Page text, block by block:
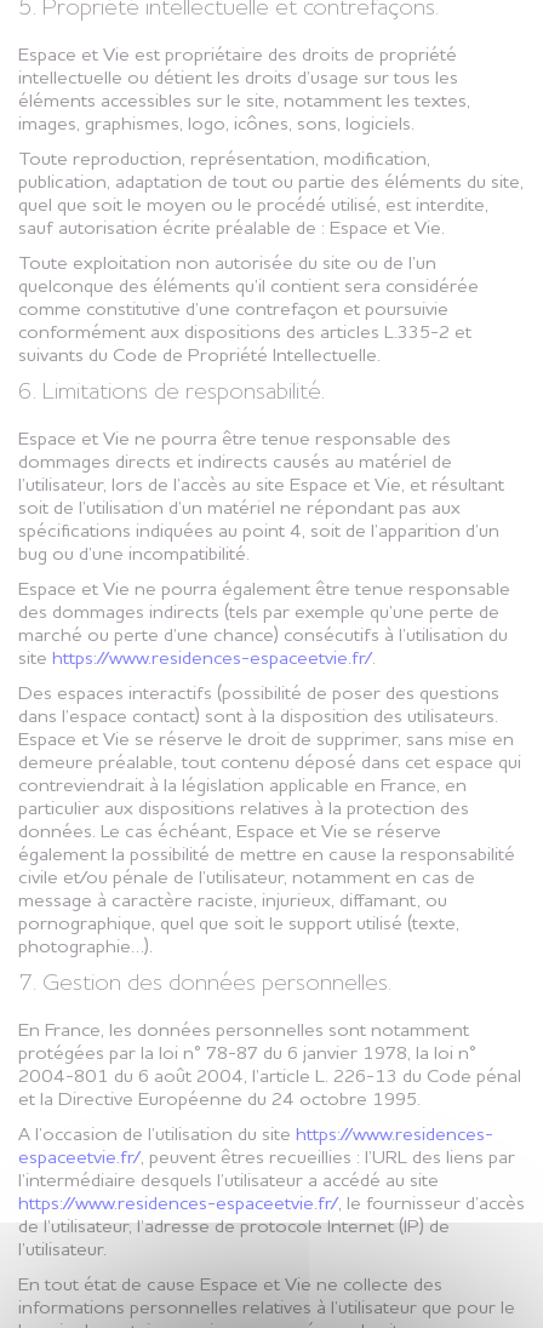
5. Propriété intellectuelle et contrefaçons.
Espace et Vie est propriétaire des droits de propriété
intellectuelle ou détient les droits d’usage sur tous les
éléments accessibles sur le site, notamment les textes,
images, graphismes, logo, icônes, sons, logiciels.
Toute reproduction, représentation, modification,
publication, adaptation de tout ou partie des éléments du site,
quel que soit le moyen ou le procédé utilisé, est interdite,
sauf autorisation écrite préalable de : Espace et Vie.
Toute exploitation non autorisée du site ou de l’un
quelconque des éléments qu’il contient sera considérée
comme constitutive d’une contrefaçon et poursuivie
conformément aux dispositions des articles L.335-2 et
suivants du Code de Propriété Intellectuelle.
6. Limitations de responsabilité.
Espace et Vie ne pourra être tenue responsable des
dommages directs et indirects causés au matériel de
l’utilisateur, lors de l’accès au site Espace et Vie, et résultant
soit de l’utilisation d’un matériel ne répondant pas aux
spécifications indiquées au point 4, soit de l’apparition d’un
bug ou d’une incompatibilité.
Espace et Vie ne pourra également être tenue responsable
des dommages indirects (tels par exemple qu’une perte de
marché ou perte d’une chance) consécutifs à l’utilisation du
site https://www.residences-espaceetvie.fr/.
Des espaces interactifs (possibilité de poser des questions
dans l’espace contact) sont à la disposition des utilisateurs.
Espace et Vie se réserve le droit de supprimer, sans mise en
demeure préalable, tout contenu déposé dans cet espace qui
contreviendrait à la législation applicable en France, en
particulier aux dispositions relatives à la protection des
données. Le cas échéant, Espace et Vie se réserve
également la possibilité de mettre en cause la responsabilité
civile et/ou pénale de l’utilisateur, notamment en cas de
message à caractère raciste, injurieux, diffamant, ou
pornographique, quel que soit le support utilisé (texte,
photographie…).
7. Gestion des données personnelles.
En France, les données personnelles sont notamment
protégées par la loi n° 78-87 du 6 janvier 1978, la loi n°
2004-801 du 6 août 2004, l’article L. 226-13 du Code pénal
et la Directive Européenne du 24 octobre 1995.
A l’occasion de l’utilisation du site https://www.residences-
espaceetvie.fr/, peuvent êtres recueillies : l’URL des liens par
l’intermédiaire desquels l’utilisateur a accédé au site
https://www.residences-espaceetvie.fr/, le fournisseur d’accès
de l’utilisateur, l’adresse de protocole Internet (IP) de
l’utilisateur.
En tout état de cause Espace et Vie ne collecte des
informations personnelles relatives à l’utilisateur que pour le